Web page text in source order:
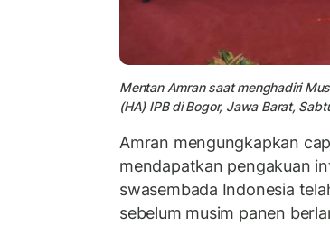
Mentan Amran saat menghadiri
(HA) IPB di Bogor, Jawa Barat,
Amran mengungkapkan
mendapatkan pengakuan
swasembada Indonesia
sebelum musim panen